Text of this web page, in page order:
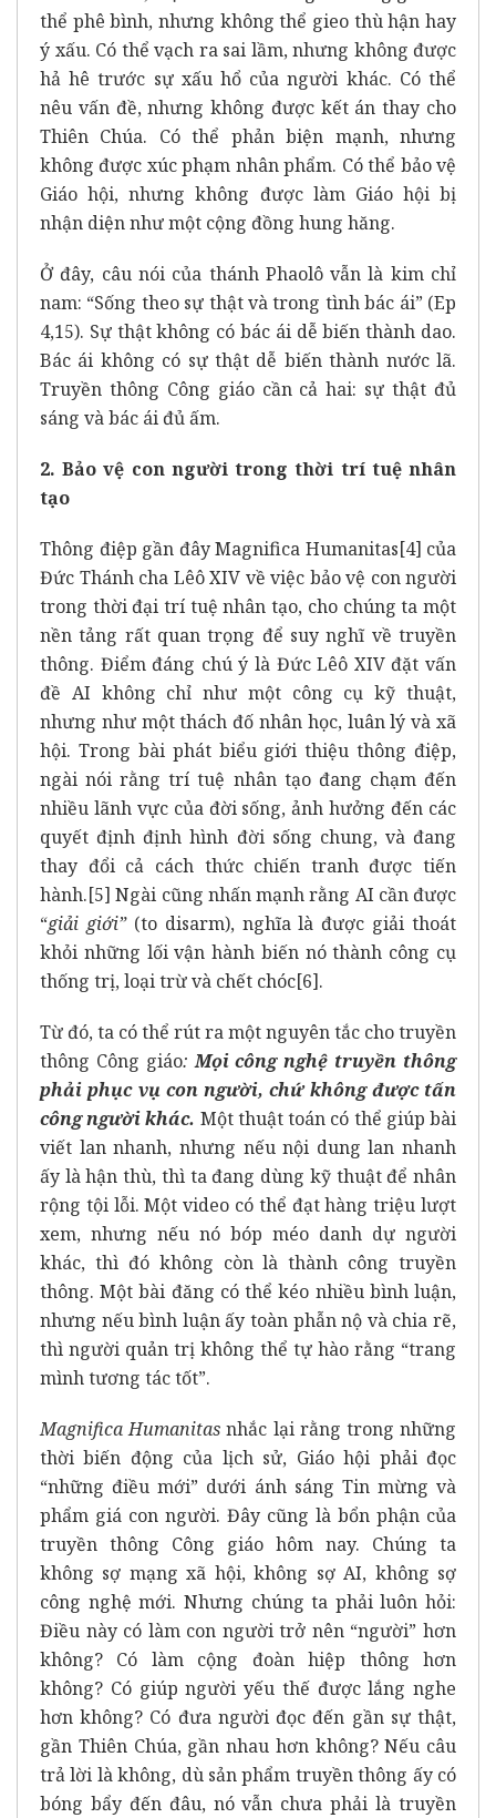
thể phê bình, nhưng không thể gieo thù hận hay
ý xấu. Có thể vạch ra sai lầm, nhưng không được
hả hê trước sự xấu hổ của người khác. Có thể
nêu vấn đề, nhưng không được kết án thay cho
Thiên Chúa. Có thể phản biện mạnh, nhưng
không được xúc phạm nhân phẩm. Có thể bảo vệ
Giáo hội, nhưng không được làm Giáo hội bị
nhận diện như một cộng đồng hung hăng.
Ở đây, câu nói của thánh Phaolô vẫn là kim chỉ
nam: “Sống theo sự thật và trong tình bác ái” (Ep
4,15). Sự thật không có bác ái dễ biến thành dao.
Bác ái không có sự thật dễ biến thành nước lã.
Truyền thông Công giáo cần cả hai: sự thật đủ
sáng và bác ái đủ ấm.
2. Bảo vệ con người trong thời trí tuệ nhân
tạo
Thông điệp gần đây Magnifica Humanitas[4] của
Đức Thánh cha Lêô XIV về việc bảo vệ con người
trong thời đại trí tuệ nhân tạo, cho chúng ta một
nền tảng rất quan trọng để suy nghĩ về truyền
thông. Điểm đáng chú ý là Đức Lêô XIV đặt vấn
đề AI không chỉ như một công cụ kỹ thuật,
nhưng như một thách đố nhân học, luân lý và xã
hội. Trong bài phát biểu giới thiệu thông điệp,
ngài nói rằng trí tuệ nhân tạo đang chạm đến
nhiều lãnh vực của đời sống, ảnh hưởng đến các
quyết định định hình đời sống chung, và đang
thay đổi cả cách thức chiến tranh được tiến
hành.[5] Ngài cũng nhấn mạnh rằng AI cần được
“giải giới” (to disarm), nghĩa là được giải thoát
khỏi những lối vận hành biến nó thành công cụ
thống trị, loại trừ và chết chóc[6].
Từ đó, ta có thể rút ra một nguyên tắc cho truyền
thông Công giáo: Mọi công nghệ truyền thông
phải phục vụ con người, chứ không được tấn
công người khác. Một thuật toán có thể giúp bài
viết lan nhanh, nhưng nếu nội dung lan nhanh
ấy là hận thù, thì ta đang dùng kỹ thuật để nhân
rộng tội lỗi. Một video có thể đạt hàng triệu lượt
xem, nhưng nếu nó bóp méo danh dự người
khác, thì đó không còn là thành công truyền
thông. Một bài đăng có thể kéo nhiều bình luận,
nhưng nếu bình luận ấy toàn phẫn nộ và chia rẽ,
thì người quản trị không thể tự hào rằng “trang
mình tương tác tốt”.
Magnifica Humanitas nhắc lại rằng trong những
thời biến động của lịch sử, Giáo hội phải đọc
“những điều mới” dưới ánh sáng Tin mừng và
phẩm giá con người. Đây cũng là bổn phận của
truyền thông Công giáo hôm nay. Chúng ta
không sợ mạng xã hội, không sợ AI, không sợ
công nghệ mới. Nhưng chúng ta phải luôn hỏi:
Điều này có làm con người trở nên “người” hơn
không? Có làm cộng đoàn hiệp thông hơn
không? Có giúp người yếu thế được lắng nghe
hơn không? Có đưa người đọc đến gần sự thật,
gần Thiên Chúa, gần nhau hơn không? Nếu câu
trả lời là không, dù sản phẩm truyền thông ấy có
bóng bẩy đến đâu, nó vẫn chưa phải là truyền